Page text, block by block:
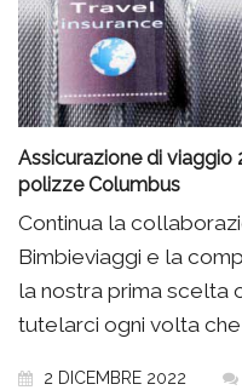
Assicurazione di viaggio
polizze Columbus
Continua la
Bimbieviaggi e la
la nostra prima scelta
tutelarci ogni volta
2 DICEMBRE 2022